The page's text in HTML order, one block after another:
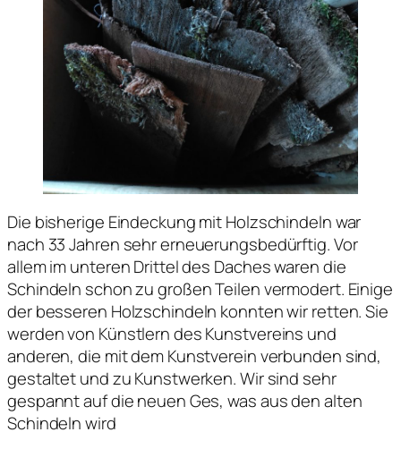
Die bisherige Eindeckung mit Holzschindeln war
nach 33 Jahren sehr erneuerungsbedürftig. Vor
allem im unteren Drittel des Daches waren die
Schindeln schon zu großen Teilen vermodert. Einige
der besseren Holzschindeln konnten wir retten. Sie
werden von Künstlern des Kunstvereins und
anderen, die mit dem Kunstverein verbunden sind,
gestaltet und zu Kunstwerken. Wir sind sehr
gespannt auf die neuen Ges, was aus den alten
Schindeln wird